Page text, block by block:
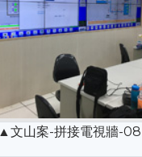
▲文山案-拼接電視牆-08